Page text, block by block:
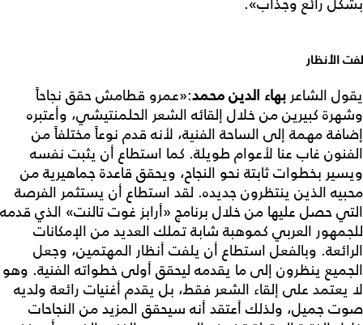
لفت الأنظار
يقول الشاعر بهاء الدين محمد:«عمرو قطامش حقق نجاحاً
وشهرة كبيرين من خلال إلقائه الشعر الحلمنتيشي، وأعتبره
إضافة مهمة إلى الساحة الفنية، لأنه قدم نوعاً مختلفاً من
الفنون غاب عنا لأعوام طويلة. كما استطاع أن يثبت نفسه
ويسير بخطوات ثابتة نحو النجاح، ويحقق قاعدة جماهيرية من
محبيه الذين ينتظرون جديده. لقد استطاع أن يستثمر الفرصة
التي حصل عليها من خلال برنامج «أرابز غوت تالنت» الذي قدمه
للجمهور العربي كموهبة شابة تملك العديد من الإمكانات
الرائعة. وبالفعل استطاع أن يلفت أنظار المهتمين، وجعل
الجميع ينظرون إلى ما يقدمه ليحقق أولى خطواته الفنية. وهو
لا يعتمد على إلقاء الشعر فقط، بل يقدم أغنيات رائعة ولديه
صوت جميل، ولذلك أعتقد أنه سيحقق المزيد من النجاحات